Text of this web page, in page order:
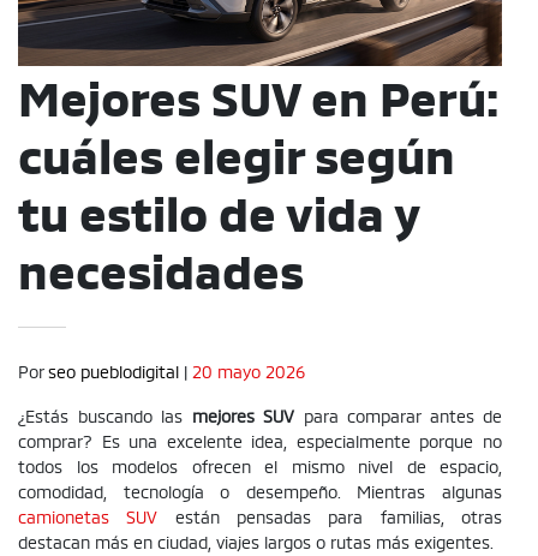
Mejores SUV en Perú:
cuáles elegir según
tu estilo de vida y
necesidades
Porseo pueblodigital | 20 mayo 2026
¿Estás buscando las mejores SUV para comparar antes de
comprar? Es una excelente idea, especialmente porque no
todos los modelos ofrecen el mismo nivel de espacio,
comodidad, tecnología o desempeño. Mientras algunas
camionetas SUV están pensadas para familias, otras
destacan más en ciudad, viajes largos o rutas más exigentes.